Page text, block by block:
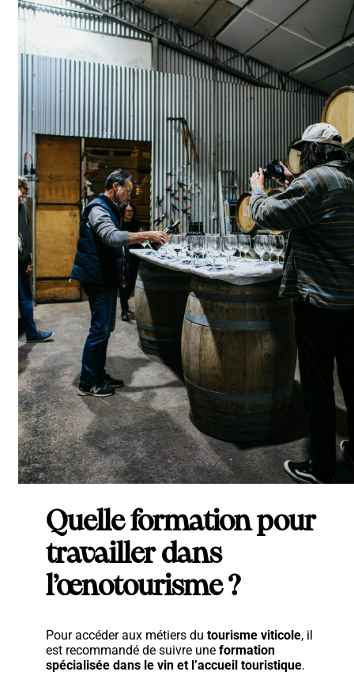
Quelle formation pour
travailler dans
l’œnotourisme ?
Pour accéder aux métiers du tourisme viticole, il
est recommandé de suivre une formation
spécialisée dans le vin et l’accueil touristique.